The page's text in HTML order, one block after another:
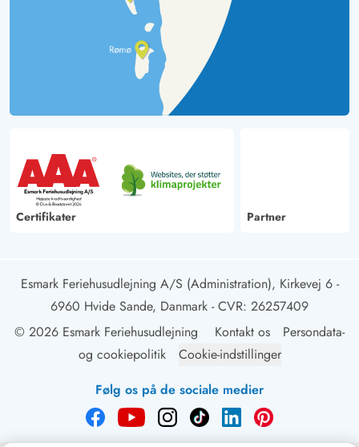
Certifikater Partner
Esmark Feriehusudlejning A/S (Administration), Kirkevej 6 -
6960 Hvide Sande, Danmark - CVR: 26257409
© 2026 Esmark Feriehusudlejning
Kontakt os
Persondata-
og cookiepolitik
Cookie-indstillinger
Følg os på de sociale medier